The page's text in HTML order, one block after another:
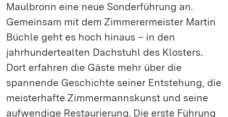
Maulbronn eine neue Sonderführung an.
Gemeinsam mit dem Zimmerermeister Martin
Büchle geht es hoch hinaus – in den
jahrhundertealten Dachstuhl des Klosters.
Dort erfahren die Gäste mehr über die
spannende Geschichte seiner Entstehung, die
meisterhafte Zimmermannskunst und seine
aufwendige Restaurierung. Die erste Führung